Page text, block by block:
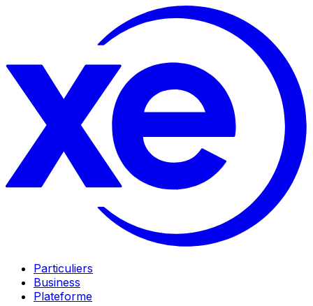
Particuliers
Business
Plateforme